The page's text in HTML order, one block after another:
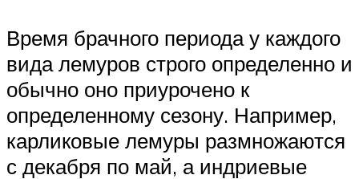
Время брачного периода у каждого
вида лемуров строго определенно и
обычно оно приурочено к
определенному сезону. Например,
карликовые лемуры размножаются
с декабря по май, а индриевые